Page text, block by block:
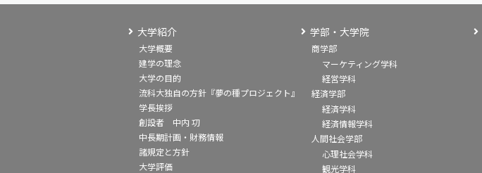
大学紹介
大学概要
建学の理念
大学の目的
流科大独自の方針『夢の種プロジェクト』
学長挨拶
創設者 中内 㓛
中長期計画・財務情報
諸規定と方針
大学評価
学部・大学院
商学部
マーケティング学科
経営学科
経済学部
経済学科
経済情報学科
人間社会学部
心理社会学科
観光学科